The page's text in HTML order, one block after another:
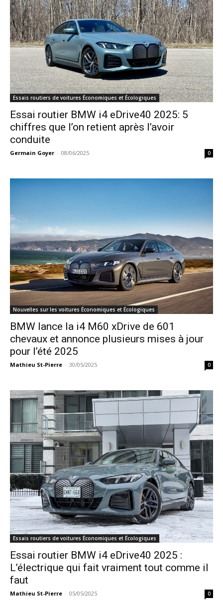
Essais routiers de voitures Économiques et Écologiques
Essai routier BMW i4 eDrive40 2025: 5
chiffres que l’on retient après l’avoir
conduite
Germain Goyer - 08/06/2025 0
Nouvelles sur les voitures Économiques et Écologiques
BMW lance la i4 M60 xDrive de 601
chevaux et annonce plusieurs mises à jour
pour l’été 2025
Mathieu St-Pierre - 30/05/2025 0
Essais routiers de voitures Économiques et Écologiques
Essai routier BMW i4 eDrive40 2025 :
L’électrique qui fait vraiment tout comme il
faut
Mathieu St-Pierre - 05/05/2025 0